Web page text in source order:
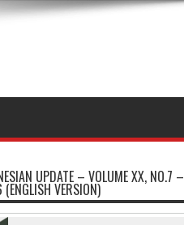
UPDATE – VOLUME XX, NO.7 –
VERSION)